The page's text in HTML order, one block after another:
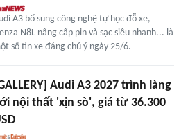
A3 bổ sung công nghệ tự học đỗ xe,
N8L nâng cấp pin và sạc siêu nhanh... là
số tin xe đáng chú ý ngày 25/6.
Audi A3 2027 trình làng
nội thất 'xịn sò', giá từ 36.300